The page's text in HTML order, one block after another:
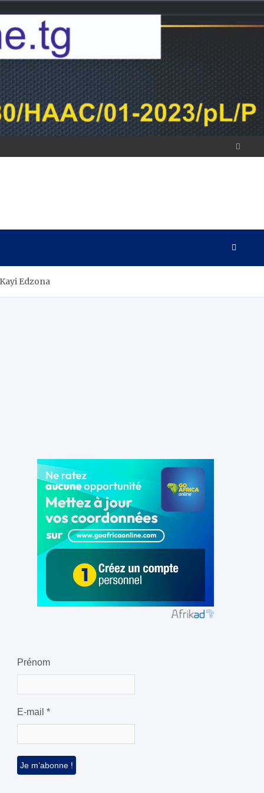
Edzona
Prénom
E-mail*